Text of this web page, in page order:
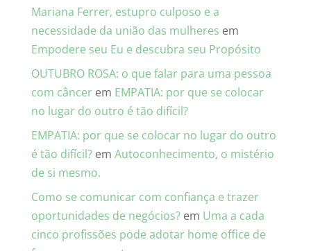
Mariana Ferrer, estupro culposo e a
necessidade da união das mulheres em
Empodere seu Eu e descubra seu Propósito
OUTUBRO ROSA: o que falar para uma pessoa
com câncerem EMPATIA: por que se colocar
no lugar do outro é tão difícil?
EMPATIA: por que se colocar no lugar do outro
é tão difícil?em Autoconhecimento, o mistério
de si mesmo.
Como se comunicar com confiança e trazer
oportunidades de negócios?em Uma a cada
cinco profissões pode adotar home office de